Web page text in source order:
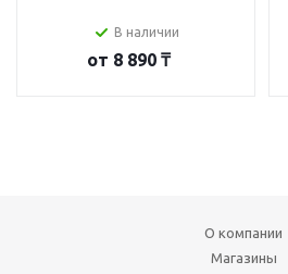
В наличии
от 8 890 ₸
О компании
Магазины